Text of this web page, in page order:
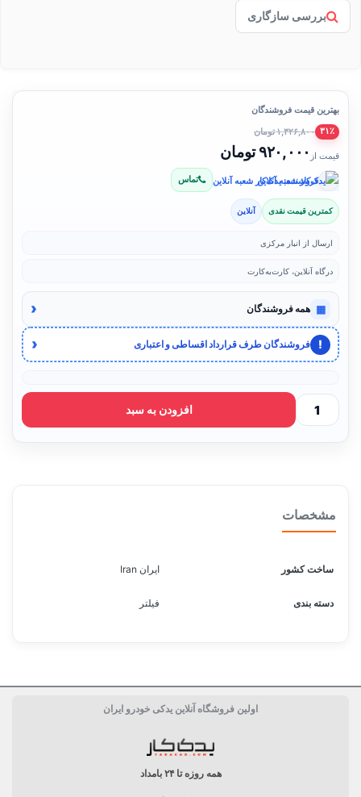
بررسی سازگاری
بهترین قیمت فروشندگان
۳۱٪ ۱,۳۲۶,۸۰۰ تومان
قیمت از ۹۲۰,۰۰۰ تومان
فروشنده: یدک‌کار شعبه آنلاین تماس
کمترین قیمت نقدی آنلاین
ارسال از انبار مرکزی
درگاه آنلاین، کارت‌به‌کارت
▦ همه فروشندگان ‹
! فروشندگان طرف قرارداد اقساطی و اعتباری ‹
افزودن به سبد
مشخصات
ساخت کشور ایران Iran
دسته بندی فیلتر
اولین فروشگاه آنلاین یدکی خودرو ایران
همه روزه تا ۲۴ بامداد